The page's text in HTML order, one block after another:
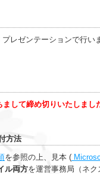
レゼンテーションで行い
して締め切りいたしまし
方法
を参照の上、見本 (
ル両方を運営事務局（ネ